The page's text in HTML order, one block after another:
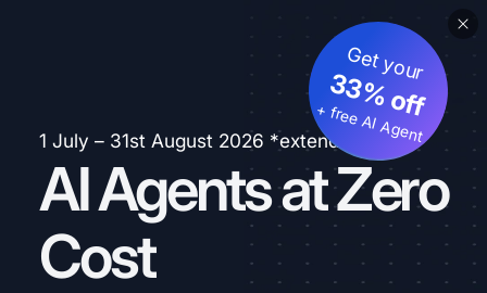
1 July – 31st August 2026 *extended
AI Agents at Zero
Cost
Get your
33% off
+ free AI Agent